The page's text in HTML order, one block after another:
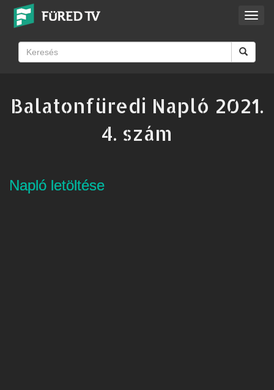
Balatonfüredi Napló 2021.
4. szám
Napló letöltése
Napló letöltése